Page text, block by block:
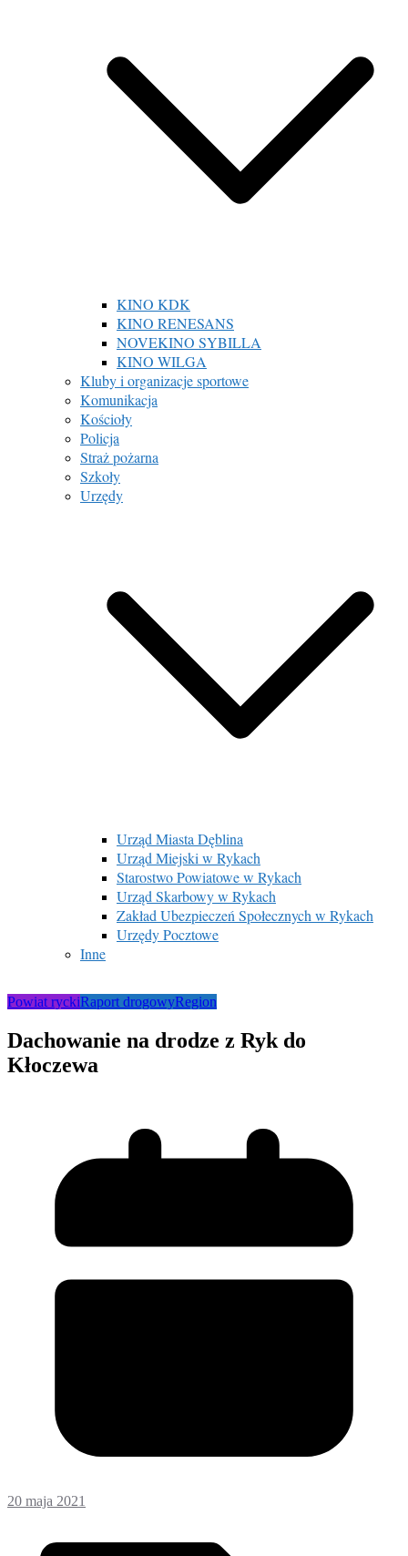
KINO KDK
KINO RENESANS
NOVEKINO SYBILLA
KINO WILGA
Kluby i organizacje sportowe
Komunikacja
Kościoły
Policja
Straż pożarna
Szkoły
Urzędy
Urząd Miasta Dęblina
Urząd Miejski w Rykach
Starostwo Powiatowe w Rykach
Urząd Skarbowy w Rykach
Zakład Ubezpieczeń Społecznych w Rykach
Urzędy Pocztowe
Inne
Powiat ryckiRaport drogowyRegion
Dachowanie na drodze z Ryk do
Kłoczewa
20 maja 2021